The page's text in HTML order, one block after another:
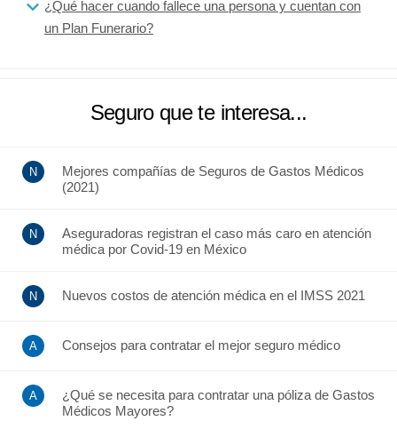
¿Qué hacer cuando fallece una persona y cuentan con
un Plan Funerario?
Seguro que te interesa...
Mejores compañías de Seguros de Gastos Médicos
(2021)
Aseguradoras registran el caso más caro en atención
médica por Covid-19 en México
Nuevos costos de atención médica en el IMSS 2021
Consejos para contratar el mejor seguro médico
¿Qué se necesita para contratar una póliza de Gastos
Médicos Mayores?